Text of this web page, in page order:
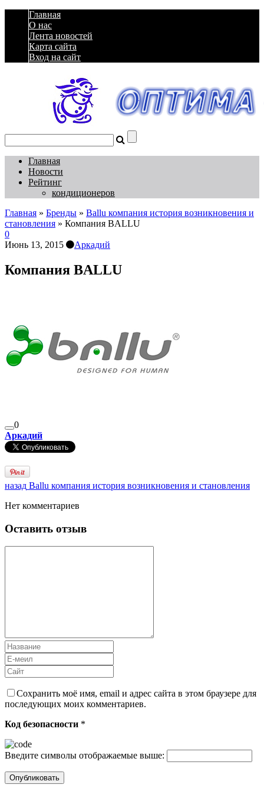
Главная
О нас
Лента новостей
Карта сайта
Вход на сайт
Главная
Новости
Рейтинг
кондиционеров
Главная » Бренды » Ballu компания история возникновения и
становления » Компания BALLU
0
Июнь 13, 2015
Аркадий
Компания BALLU
0
Аркадий
назад Ballu компания история возникновения и становления
Нет комментариев
Оставить отзыв
Сохранить моё имя, email и адрес сайта в этом браузере для
последующих моих комментариев.
Код безопасности *
Введите символы отображаемые выше: